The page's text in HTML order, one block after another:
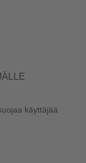
käyttäjää